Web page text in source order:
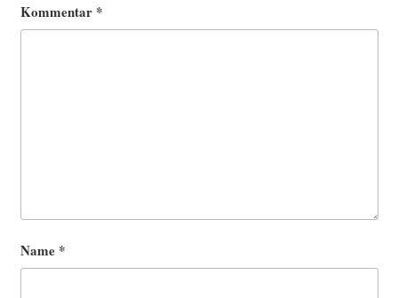
Kommentar *
Name *